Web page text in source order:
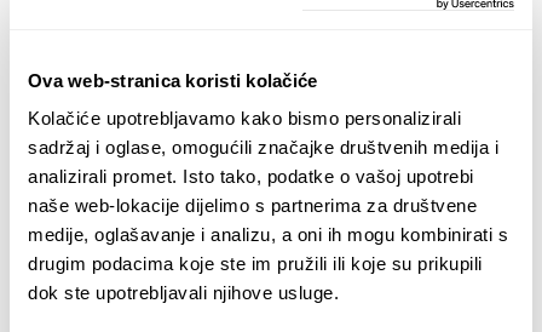
Ova web-stranica koristi kolačiće
Kolačiće upotrebljavamo kako bismo personalizirali
sadržaj i oglase, omogućili značajke društvenih medija i
analizirali promet. Isto tako, podatke o vašoj upotrebi
naše web-lokacije dijelimo s partnerima za društvene
medije, oglašavanje i analizu, a oni ih mogu kombinirati s
drugim podacima koje ste im pružili ili koje su prikupili
dok ste upotrebljavali njihove usluge.
Kupite danas